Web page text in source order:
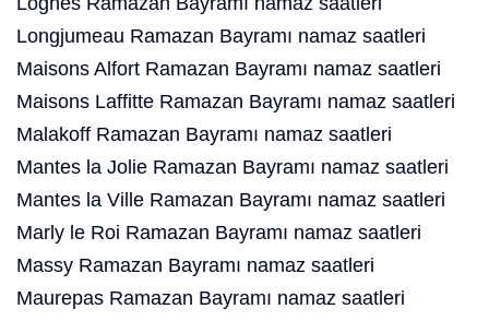
Longjumeau Ramazan Bayramı namaz saatleri
Maisons Alfort Ramazan Bayramı namaz saatleri
Maisons Laffitte Ramazan Bayramı namaz saatleri
Malakoff Ramazan Bayramı namaz saatleri
Mantes la Jolie Ramazan Bayramı namaz saatleri
Mantes la Ville Ramazan Bayramı namaz saatleri
Marly le Roi Ramazan Bayramı namaz saatleri
Massy Ramazan Bayramı namaz saatleri
Maurepas Ramazan Bayramı namaz saatleri